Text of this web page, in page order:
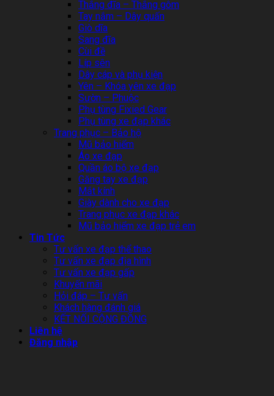
Thắng đĩa – Thắng gôm
Tay nắm – Dây quấn
Giò dĩa
Sang đĩa
Cùi đề
Líp sên
Dây cáp và phụ kiện
Yên – Khóa yên xe đạp
Sườn – Phuộc
Phụ tùng Fixied Gear
Phụ tùng xe đạp khác
Trang phục – Bảo hộ
Mũ bảo hiểm
Áo xe đạp
Quần áo bộ xe đạp
Găng tay xe đạp
Mắt kính
Giày dành cho xe đạp
Trang phục xe đạp khác
Mũ bảo hiểm xe đạp trẻ em
Tin Tức
Tư vấn xe đạp thể thao
Tư vấn xe đạp địa hình
Tư vấn xe đạp gấp
Khuyến mãi
Hỏi đáp – Tư vấn
Khách hàng đánh giá
KẾT NỐI CỘNG ĐỒNG
Liên hệ
Đăng nhập